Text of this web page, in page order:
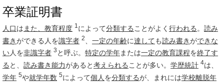
卒業証明書
人口は また、 教育程度 1 によって分類する ことがよく 行われる 。 読み
書きができる人を識字者 2 一定の年齢に達しても読み書きができな
い人を非識字者 3 と呼ぶ。 特定の学年または一定の教育課程を終了す
る と、 読み書き能力があると考えられる ことが多い。 学歴統計 4は、
学年 5や就学年数 5によって個人 を分類するが、まれには学校離脱年